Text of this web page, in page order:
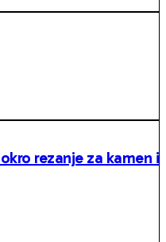
rezanje za kamen i